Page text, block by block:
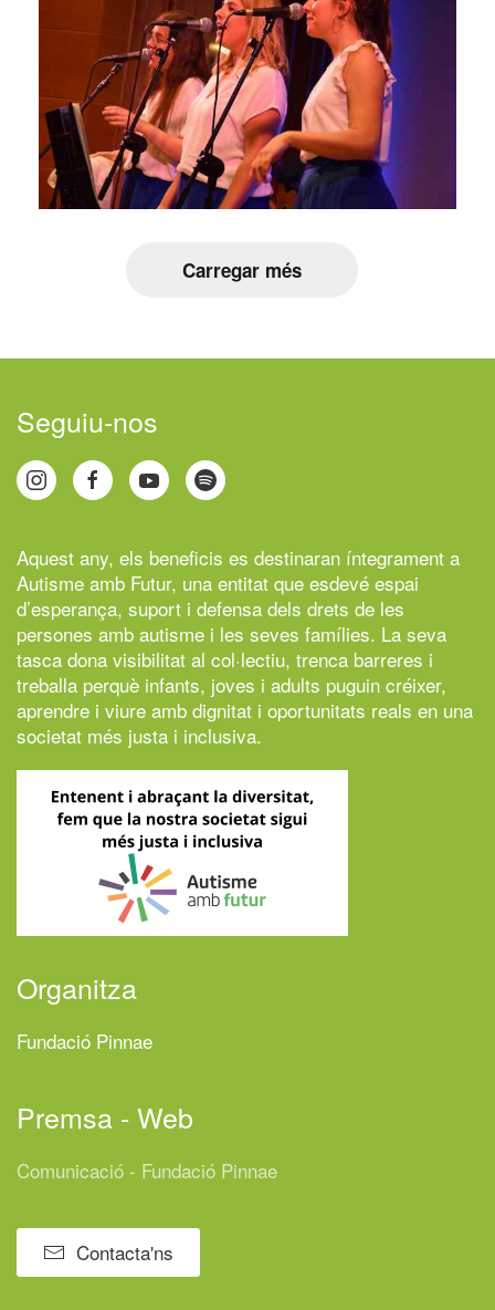
Carregar més
Seguiu-nos
Aquest any, els beneficis es destinaran íntegrament a
Autisme amb Futur, una entitat que esdevé espai
d’esperança, suport i defensa dels drets de les
persones amb autisme i les seves famílies. La seva
tasca dona visibilitat al col·lectiu, trenca barreres i
treballa perquè infants, joves i adults puguin créixer,
aprendre i viure amb dignitat i oportunitats reals en una
societat més justa i inclusiva.
Organitza
Fundació Pinnae
Premsa - Web
Comunicació - Fundació Pinnae
Contacta'ns